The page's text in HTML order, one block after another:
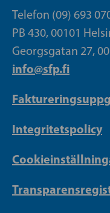
Telefon (09) 693
PB 430, 00101
Georgsgatan 27,
info@sfp.fi
Integritetspolicy